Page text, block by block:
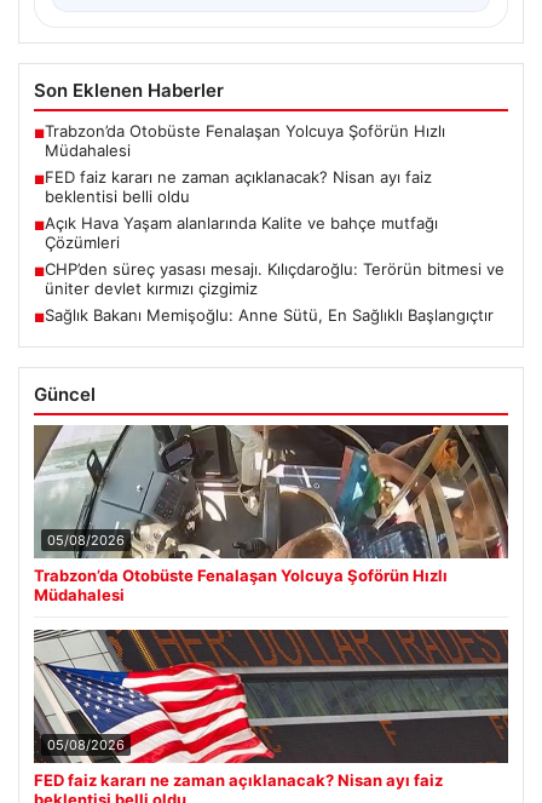
Son Eklenen Haberler
■Trabzon’da Otobüste Fenalaşan Yolcuya Şoförün Hızlı
Müdahalesi
■FED faiz kararı ne zaman açıklanacak? Nisan ayı faiz
beklentisi belli oldu
■Açık Hava Yaşam alanlarında Kalite ve bahçe mutfağı
Çözümleri
■CHP’den süreç yasası mesajı. Kılıçdaroğlu: Terörün bitmesi ve
üniter devlet kırmızı çizgimiz
■Sağlık Bakanı Memişoğlu: Anne Sütü, En Sağlıklı Başlangıçtır
Güncel
05/08/2026
Trabzon’da Otobüste Fenalaşan Yolcuya Şoförün Hızlı
Müdahalesi
05/08/2026
FED faiz kararı ne zaman açıklanacak? Nisan ayı faiz